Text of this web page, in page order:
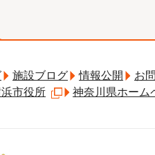
施設ブログ 情報公開 お
市役所 神奈川県ホーム